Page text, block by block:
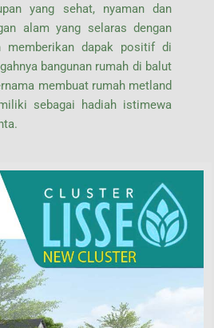
yang sehat, nyaman dan
alam yang selaras dengan
memberikan dapak positif di
bangunan rumah di balut
membuat rumah metland
sebagai hadiah istimewa